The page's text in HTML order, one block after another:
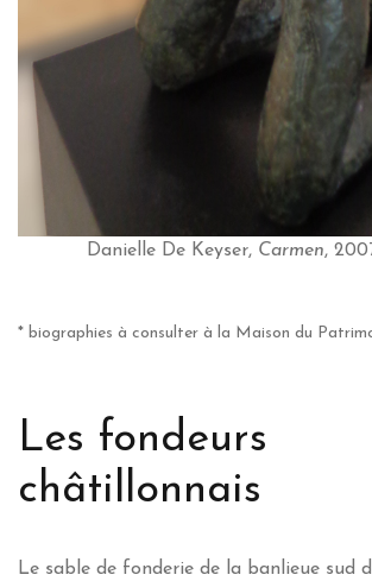
Danielle De Keyser, Carmen,
* biographies à consulter à la Maison du
Les fondeurs
châtillonnais
Le sable de fonderie de la banlieue sud